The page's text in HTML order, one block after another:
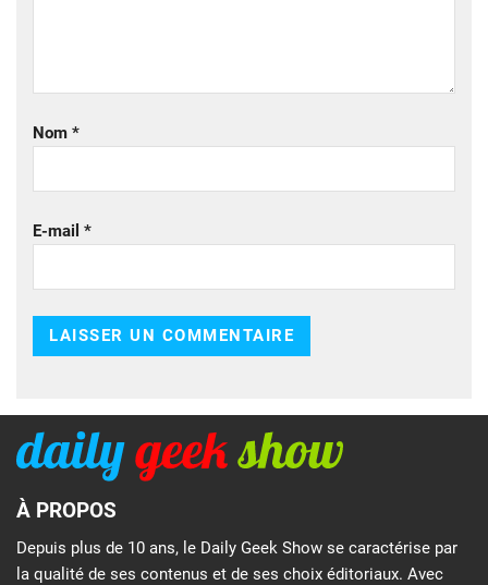
Nom *
E-mail *
À PROPOS
Depuis plus de 10 ans, le Daily Geek Show se caractérise par
la qualité de ses contenus et de ses choix éditoriaux. Avec